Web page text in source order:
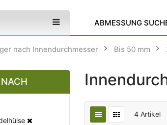
ABMESSUNG
nach Innendurchmesser Bis 50 mm
4 Artikel